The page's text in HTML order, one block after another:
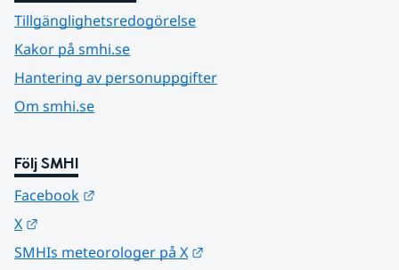
Tillgänglighetsredogörelse
Kakor på smhi.se
Hantering av personuppgifter
Om smhi.se
Följ SMHI
Facebook
X
SMHIs meteorologer på X